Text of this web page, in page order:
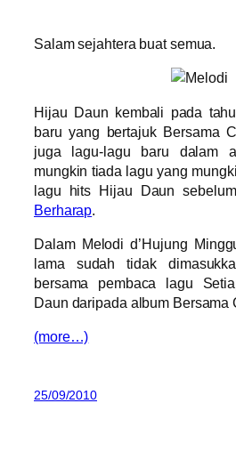
Salam sejahtera buat semua.
Hijau Daun kembali pada
baru yang bertajuk Bersama
juga lagu-lagu baru dalam
mungkin tiada lagu yang
lagu hits Hijau Daun
Berharap
Dalam Melodi d’Hujung
lama sudah tidak
bersama pembaca lagu
Daun daripada album Bersama
(more…)
25/09/2010